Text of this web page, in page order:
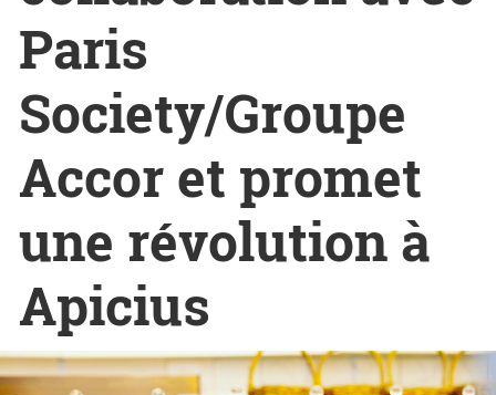
Paris
Society/Groupe
Accor et promet
une révolution à
Apicius